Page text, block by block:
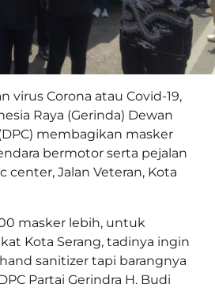
virus Corona atau Covid-19,
Raya (Gerinda) Dewan
membagikan masker
bermotor serta pejalan
center, Jalan Veteran, Kota
masker lebih, untuk
Kota Serang, tadinya ingin
sanitizer tapi barangnya
Partai Gerindra H. Budi